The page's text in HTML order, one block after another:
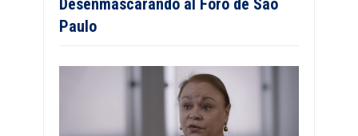
Desenmascarando al Foro de Sao
Paulo